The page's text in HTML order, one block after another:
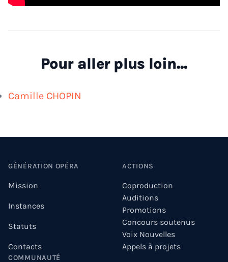
Pour aller plus loin...
Camille CHOPIN
GÉNÉRATION OPÉRA
Mission
Instances
Statuts
Contacts
COMMUNAUTÉ
ACTIONS
Coproduction
Auditions
Promotions
Concours soutenus
Voix Nouvelles
Appels à projets